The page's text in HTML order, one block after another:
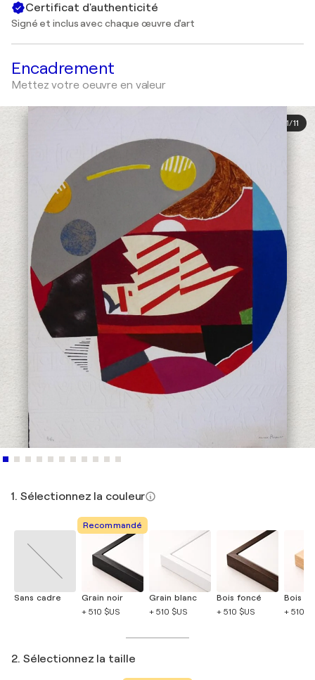
Certificat d'authenticité
Signé et inclus avec chaque œuvre d'art
Encadrement
Mettez votre oeuvre en valeur
1/11
1. Sélectionnez la couleur
Sans cadre
Recommandé
Grain noir
+ 510 $US
Grain blanc
+ 510 $US
Bois foncé
+ 510 $US
Bois
+ 510
2. Sélectionnez la taille